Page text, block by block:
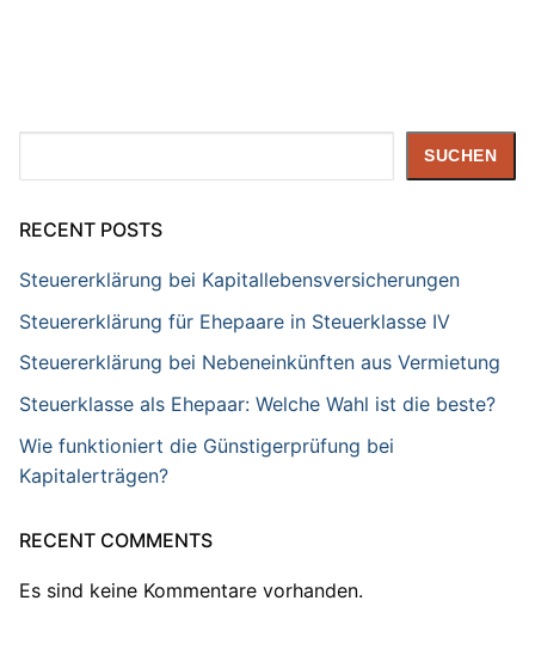
SUCHEN
RECENT POSTS
Steuererklärung bei Kapitallebensversicherungen
Steuererklärung für Ehepaare in Steuerklasse IV
Steuererklärung bei Nebeneinkünften aus Vermietung
Steuerklasse als Ehepaar: Welche Wahl ist die beste?
Wie funktioniert die Günstigerprüfung bei
Kapitalerträgen?
RECENT COMMENTS
Es sind keine Kommentare vorhanden.